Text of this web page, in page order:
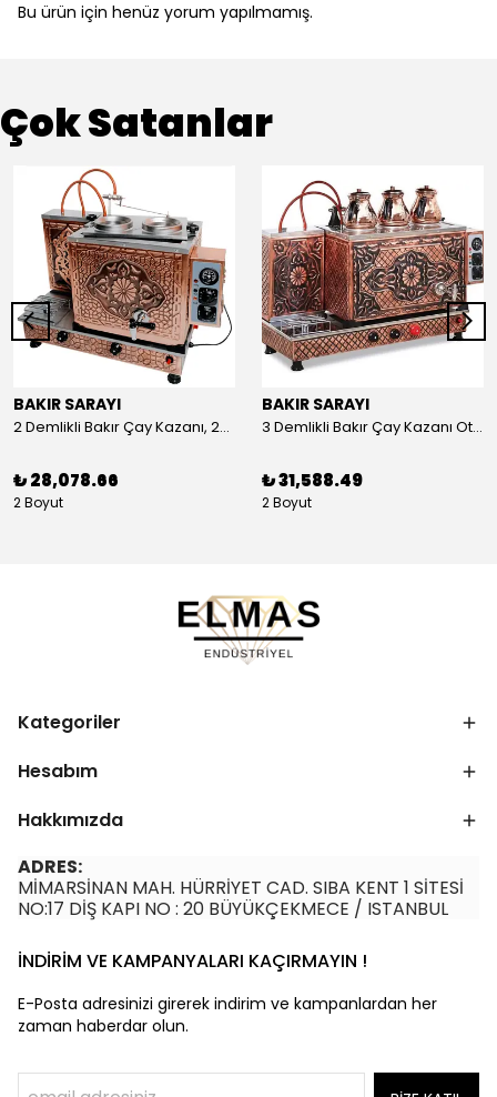
Bu ürün için henüz yorum yapılmamış.
Çok Satanlar
BAKIR SARAYI
2 Demlikli Bakır Çay Kazanı, 25 Litre
₺ 28,078.66
2 Boyut
BAKIR SARAYI
3 Demlikli Bakır Çay Kazanı Otomatik, 30 Litre
₺ 31,588.49
2 Boyut
Kategoriler
Hesabım
Hakkımızda
ADRES:
MİMARSİNAN MAH. HÜRRİYET CAD. SIBA KENT 1 SİTESİ
NO:17 DİŞ KAPI NO : 20 BÜYÜKÇEKMECE / ISTANBUL
İNDİRİM VE KAMPANYALARI KAÇIRMAYIN !
E-Posta adresinizi girerek indirim ve kampanlardan her
zaman haberdar olun.